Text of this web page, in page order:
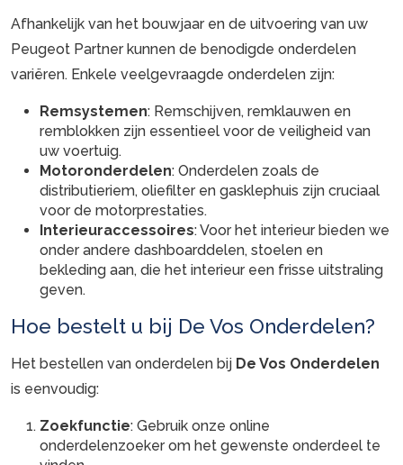
Afhankelijk van het bouwjaar en de uitvoering van uw
Peugeot Partner kunnen de benodigde onderdelen
variëren. Enkele veelgevraagde onderdelen zijn:
Remsystemen: Remschijven, remklauwen en
remblokken zijn essentieel voor de veiligheid van
uw voertuig.
Motoronderdelen: Onderdelen zoals de
distributieriem, oliefilter en gasklephuis zijn cruciaal
voor de motorprestaties.
Interieuraccessoires: Voor het interieur bieden we
onder andere dashboarddelen, stoelen en
bekleding aan, die het interieur een frisse uitstraling
geven.
Hoe bestelt u bij De Vos Onderdelen?
Het bestellen van onderdelen bij De Vos Onderdelen
is eenvoudig:
Zoekfunctie: Gebruik onze online
onderdelenzoeker om het gewenste onderdeel te